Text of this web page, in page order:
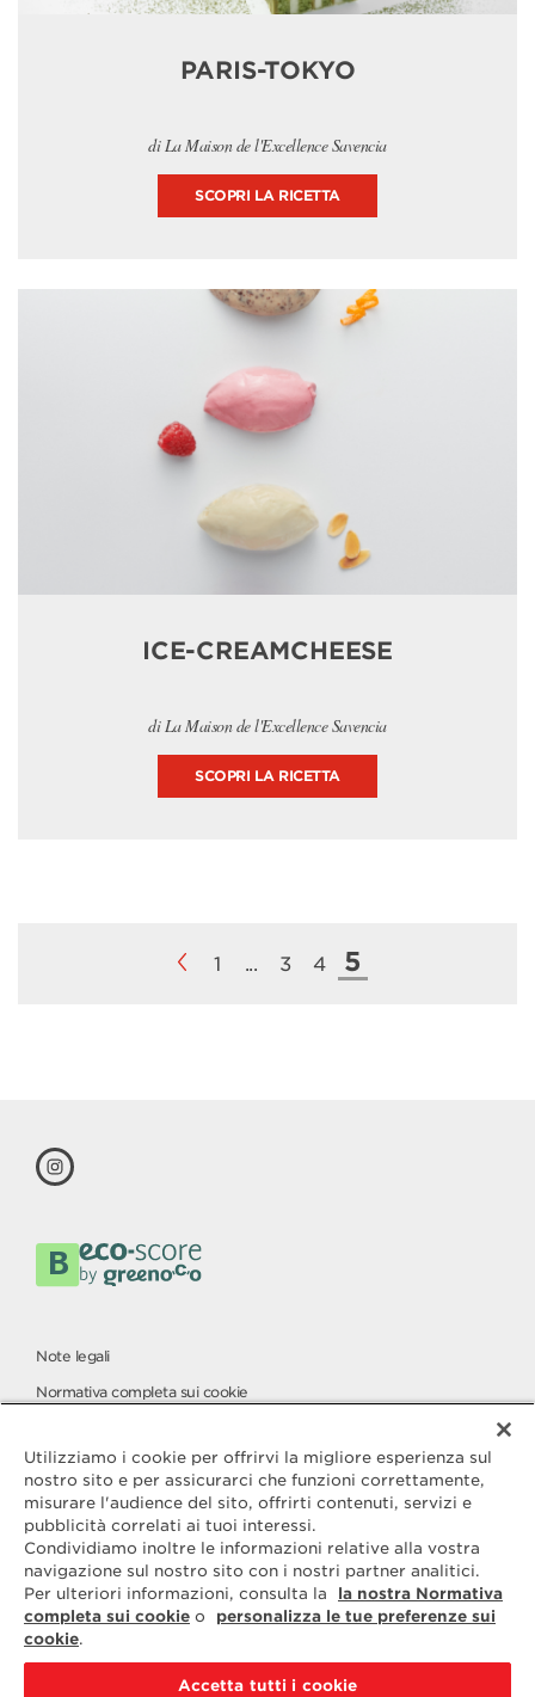
PARIS-TOKYO
di La Maison de l'Excellence Savencia
SCOPRI LA RICETTA
ICE-CREAMCHEESE
di La Maison de l'Excellence Savencia
SCOPRI LA RICETTA
1 ... 3 4 5
Note legali
Normativa completa sui cookie
Contatta
ELLE & VIRE
Per qualsiasi domanda o richiesta
di informazioni aggiuntive, siamo a
vostra disposizione
ELVIR
50890 CONDÉ-SUR-VIRE
Utilizziamo i cookie per offrirvi la migliore esperienza sul
nostro sito e per assicurarci che funzioni correttamente,
misurare l'audience del sito, offrirti contenuti, servizi e
pubblicità correlati ai tuoi interessi.
Condividiamo inoltre le informazioni relative alla vostra
navigazione sul nostro sito con i nostri partner analitici.
Per ulteriori informazioni, consulta la
la nostra Normativa
completa sui cookie o
personalizza le tue preferenze sui
cookie.
Accetta tutti i cookie